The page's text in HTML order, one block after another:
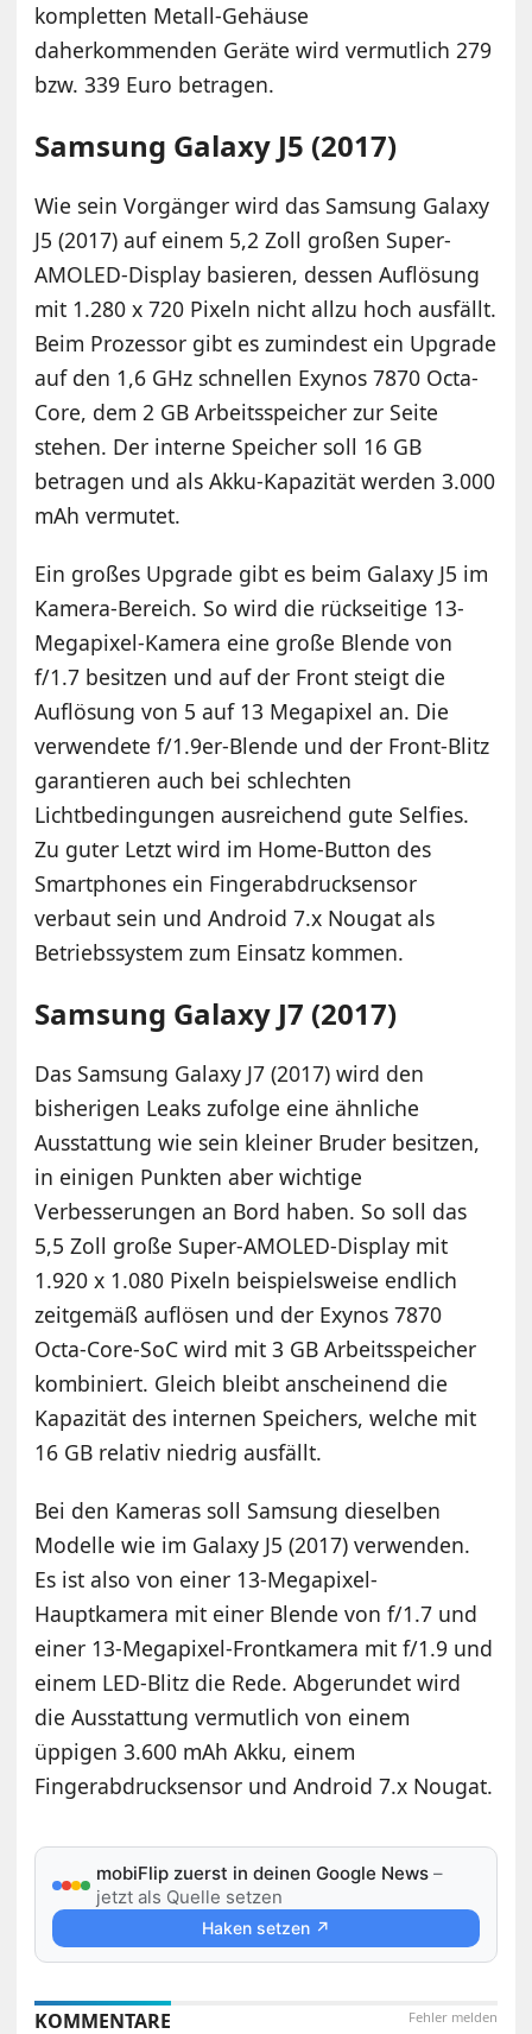
kompletten Metall-Gehäuse
daherkommenden Geräte wird vermutlich 279
bzw. 339 Euro betragen.
Samsung Galaxy J5 (2017)
Wie sein Vorgänger wird das Samsung Galaxy
J5 (2017) auf einem 5,2 Zoll großen Super-
AMOLED-Display basieren, dessen Auflösung
mit 1.280 x 720 Pixeln nicht allzu hoch ausfällt.
Beim Prozessor gibt es zumindest ein Upgrade
auf den 1,6 GHz schnellen Exynos 7870 Octa-
Core, dem 2 GB Arbeitsspeicher zur Seite
stehen. Der interne Speicher soll 16 GB
betragen und als Akku-Kapazität werden 3.000
mAh vermutet.
Ein großes Upgrade gibt es beim Galaxy J5 im
Kamera-Bereich. So wird die rückseitige 13-
Megapixel-Kamera eine große Blende von
f/1.7 besitzen und auf der Front steigt die
Auflösung von 5 auf 13 Megapixel an. Die
verwendete f/1.9er-Blende und der Front-Blitz
garantieren auch bei schlechten
Lichtbedingungen ausreichend gute Selfies.
Zu guter Letzt wird im Home-Button des
Smartphones ein Fingerabdrucksensor
verbaut sein und Android 7.x Nougat als
Betriebssystem zum Einsatz kommen.
Samsung Galaxy J7 (2017)
Das Samsung Galaxy J7 (2017) wird den
bisherigen Leaks zufolge eine ähnliche
Ausstattung wie sein kleiner Bruder besitzen,
in einigen Punkten aber wichtige
Verbesserungen an Bord haben. So soll das
5,5 Zoll große Super-AMOLED-Display mit
1.920 x 1.080 Pixeln beispielsweise endlich
zeitgemäß auflösen und der Exynos 7870
Octa-Core-SoC wird mit 3 GB Arbeitsspeicher
kombiniert. Gleich bleibt anscheinend die
Kapazität des internen Speichers, welche mit
16 GB relativ niedrig ausfällt.
Bei den Kameras soll Samsung dieselben
Modelle wie im Galaxy J5 (2017) verwenden.
Es ist also von einer 13-Megapixel-
Hauptkamera mit einer Blende von f/1.7 und
einer 13-Megapixel-Frontkamera mit f/1.9 und
einem LED-Blitz die Rede. Abgerundet wird
die Ausstattung vermutlich von einem
üppigen 3.600 mAh Akku, einem
Fingerabdrucksensor und Android 7.x Nougat.
mobiFlip zuerst in deinen Google News –
jetzt als Quelle setzen
Haken setzen ↗
Fehler melden
KOMMENTARE